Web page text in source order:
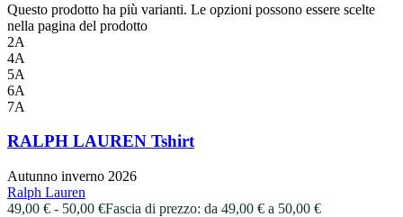
Questo prodotto ha più varianti. Le opzioni possono essere scelte
nella pagina del prodotto
2A
4A
5A
6A
7A
RALPH LAUREN Tshirt
Autunno inverno 2026
Ralph Lauren
49,00 € - 50,00 €Fascia di prezzo: da 49,00 € a 50,00 €